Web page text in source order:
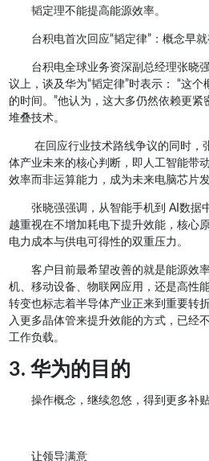
韬定理不能提高能源效率。
台积电首次回应“韬定律”：概念早
台积电全球业务资深副总经理张晓
议上，谈及华为“韬定律”时表示： “这
的时间。”他认为，这大多仍然依赖更
堆叠技术。
在回应行业技术路线争议的同时，
体产业未来的核心判断，即人工智能带
效率而非运算能力，成为未来电脑芯片
张晓强强调，从智能手机到 AI数据
越重视在不增加耗电下提升效能，核心
电力成本与供电可得性的双重压力。
客户目前最希望改善的就是能源效
机、移动设备、物联网应用，还是高性
转变也标志着半导体产业正来到重要转
入更多晶体管来提升效能的方式，已经
工作负载。
3. 华为的目的
操作概念，继续忽悠，得到更多补
让领导满意